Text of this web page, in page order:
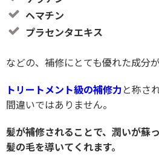
ヘマチン
プラセンタエキス
などの、補修にとても優れた成分
トリートメント級の補修力と称さ
間違いではありません。
髪が補修されることで、潤いが蘇
髪の毛を導いてくれます。